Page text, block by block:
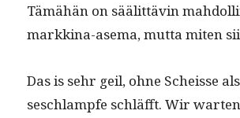
Tämähän on säälit­tävin
markki­na-ase­ma, mut­ta miten
Das is sehr geil, ohne Scheisse
seschlampfe schläfft. Wir